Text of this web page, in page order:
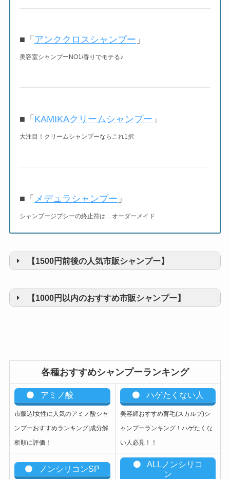
■「 アンククロスシャンプー 」
美容室シャンプーNO1/香りでモテる♪
■「 KAMIKAクリームシャンプー 」
大注目！クリームシャンプーならこれ1択
■「 メデュラシャンプー 」
シャンプージプシーの終止符は…オーダーメイド
【1500円前後の人気市販シャンプー】
【1000円以内のおすすめ市販シャンプー】
各種おすすめシャンプーランキング
アミノ酸
市販込!女性に人気のアミノ酸シャ
ンプーおすすめランキング|成分解
析順に評価！
ハゲたくない人
美容師おすすめ育毛(スカルプ)シ
ャンプーランキング！ハゲたくな
い人必見！！
ノンシリコンSP
ALLノンシリコ
ン